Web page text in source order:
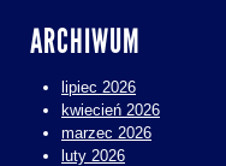
ARCHIWUM
lipiec 2026
kwiecień 2026
marzec 2026
luty 2026